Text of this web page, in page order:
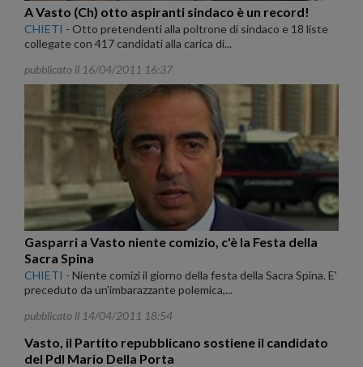
A Vasto (Ch) otto aspiranti sindaco è un record!
CHIETI - Otto pretendenti alla poltrone di sindaco e 18 liste
collegate con 417 candidati alla carica di...
pubblicato il 16/04/2011 16:37
Gasparri a Vasto niente comizio, c'è la Festa della
Sacra Spina
CHIETI - Niente comizi il giorno della festa della Sacra Spina. E'
preceduto da un'imbarazzante polemica,...
pubblicato il 14/04/2011 18:54
Vasto, il Partito repubblicano sostiene il candidato
del Pdl Mario Della Porta